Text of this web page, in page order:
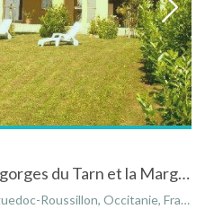
Tres jolie maison entre les gorges du Tarn et la Margeride, calme et verdure
Roussillon, Occitanie, France